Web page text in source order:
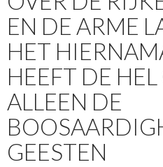
EN DE ARME
HET
HEEFT DE
ALLEEN DE
GEESTEN